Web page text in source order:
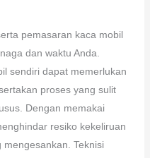
pemasaran kaca mobil
dan waktu Anda.
sendiri dapat memerlukan
proses yang sulit
Dengan memakai
resiko kekeliruan
Teknisi